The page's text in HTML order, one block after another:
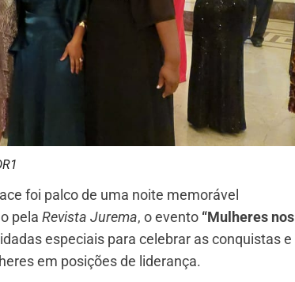
foi palco de uma noite memorável
pela Revista Jurema, o evento “Mulheres nos
especiais para celebrar as conquistas e
em posições de liderança.